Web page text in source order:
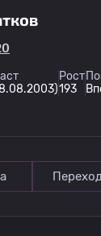
Рост
193